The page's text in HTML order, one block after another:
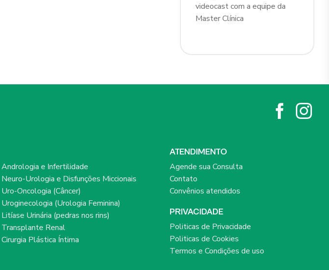
videocast com a equipe da
Master Clínica
Andrologia e Infertilidade
Neuro-Urologia e Disfunções Miccionais
Uro-Oncologia (Câncer)
Uroginecologia (Urologia Feminina)
Litíase Urinária (pedras nos rins)
Transplante Renal
Cirurgia Plástica Íntima
ATENDIMENTO
Agende sua Consulta
Contato
Convênios atendidos
PRIVACIDADE
Politicas de Privacidade
Politicas de Cookies
Termos e Condições de uso